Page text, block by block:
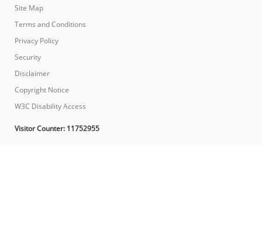
Site Map
Terms and Conditions
Privacy Policy
Security
Disclaimer
Copyright Notice
W3C Disability Access
Visitor Counter: 11752955